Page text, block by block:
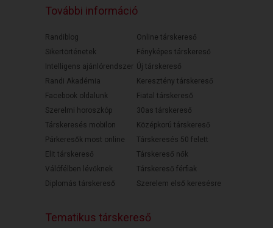
További információ
Randiblog
Sikertörténetek
Intelligens ajánlórendszer
Randi Akadémia
Facebook oldalunk
Szerelmi horoszkóp
Társkeresés mobilon
Párkeresők most online
Elit társkereső
Válófélben lévőknek
Diplomás társkereső
Online társkereső
Fényképes társkereső
Új társkereső
Keresztény társkereső
Fiatal társkereső
30as társkereső
Középkorú társkereső
Társkeresés 50 felett
Társkereső nők
Társkereső férfiak
Szerelem első keresésre
Tematikus társkereső